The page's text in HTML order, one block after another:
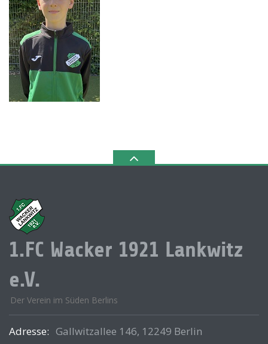
1.FC Wacker 1921 Lankwitz
e.V.
Der Verein im Süden Berlins
Adresse: Gallwitzallee 146, 12249 Berlin